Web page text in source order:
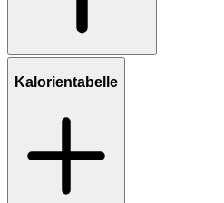
Kalorientabelle